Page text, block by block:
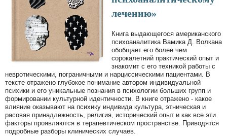
лечению»
Книга выдающегося американского
психоаналитика Вамика Д. Волкана
обобщает его более чем
сорокалетний практический опыт и
знакомит с его техникой работы с
невротическими, пограничными и нарциссическими пациентами. В
тексте отражено глубокое понимание автором индивидуальной
психики и его уникальные познания в психологии больших групп и
формировании культурной идентичности. В книге отражено - какое
влияние оказывают на психику индивида культура, этническая и
расовая принадлежность, религия, исторический опыт и как все эти
факторы проявляются в терапевтическом пространстве. Приводятся
подробные разборы клинических случаев.